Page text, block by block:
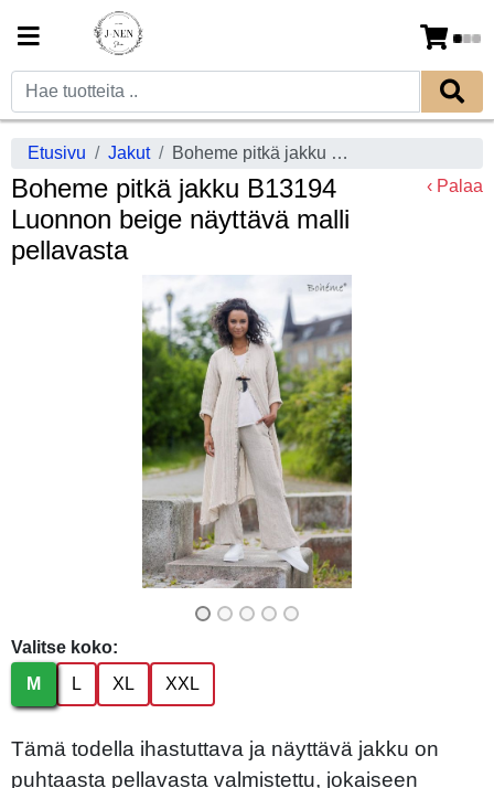
Etusivu Jakut Boheme pitkä jakku B13194 Luonnon beige näyttävä malli pellavasta
Boheme pitkä jakku B13194
Luonnon beige näyttävä malli
pellavasta
‹ Palaa
Valitse koko:
M
L XL XXL
Tämä todella ihastuttava ja näyttävä jakku on
puhtaasta pellavasta valmistettu, jokaiseen